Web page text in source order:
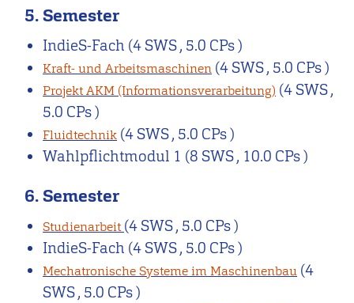
5. Semester
IndieS-Fach (4 SWS , 5.0 CPs )
Kraft- und Arbeitsmaschinen (4 SWS , 5.0 CPs )
Projekt AKM (Informationsverarbeitung) (4 SWS ,
5.0 CPs )
Fluidtechnik (4 SWS , 5.0 CPs )
Wahlpflichtmodul 1 (8 SWS , 10.0 CPs )
6. Semester
Studienarbeit(4 SWS , 5.0 CPs )
IndieS-Fach (4 SWS , 5.0 CPs )
Mechatronische Systeme im Maschinenbau (4
SWS , 5.0 CPs )